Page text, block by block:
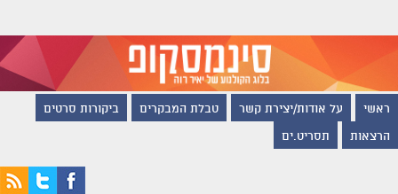
ראשי על אודות/יצירת קשר טבלת המבקרים ביקורות סרטים
הרצאות תסריט.ים